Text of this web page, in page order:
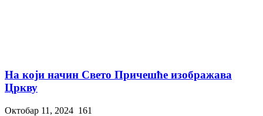
На који начин Свето Причешће изображава
Цркву
Октобар 11, 2024 161